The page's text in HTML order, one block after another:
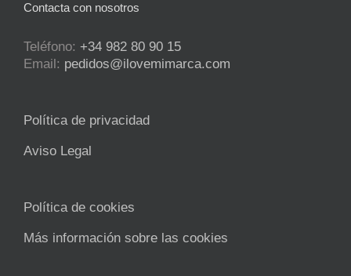
Contacta con nosotros
Teléfono: +34 982 80 90 15
Email: pedidos@ilovemimarca.com
Política de privacidad
Aviso Legal
Política de cookies
Más información sobre las cookies